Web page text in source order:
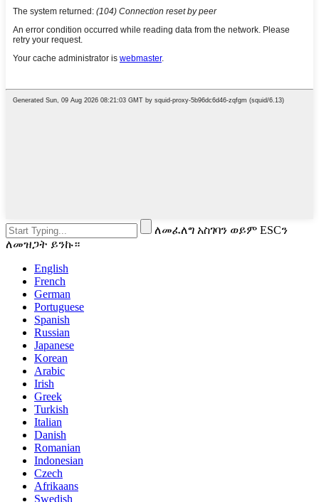
ለመፈለግ አስገባን ወይም ESCን
ለመዝጋት ይንኩ።
English
French
German
Portuguese
Spanish
Russian
Japanese
Korean
Arabic
Irish
Greek
Turkish
Italian
Danish
Romanian
Indonesian
Czech
Afrikaans
Swedish